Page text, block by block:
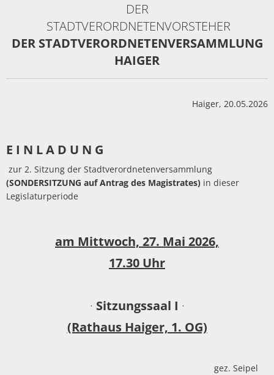
Sicherheit
Wahlen
Abwasserbeseitigung
Stadtführung und
Hallenbad
Partnerstädte
Wandern
Stadtgeschichte
DER
STADTVERORDNETENVORSTEHER
DER STADTVERORDNETENVERSAMMLUNG
HAIGER
Haiger, 20.05.2026
E I N L A D U N G
zur 2. Sitzung der Stadtverordnetenversammlung
(SONDERSITZUNG auf Antrag des Magistrates) in dieser
Legislaturperiode
am Mittwoch, 27. Mai 2026,
17.30 Uhr
· Sitzungssaal I ·
(Rathaus Haiger, 1. OG)
gez. Seipel